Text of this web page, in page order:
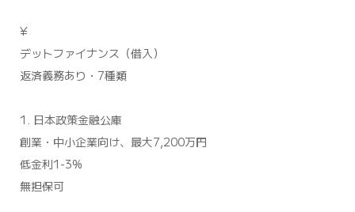
¥
デットファイナンス（借入）
返済義務あり・7種類
1. 日本政策金融公庫
創業・中小企業向け、最大7,200万円
低金利1-3%
無担保可